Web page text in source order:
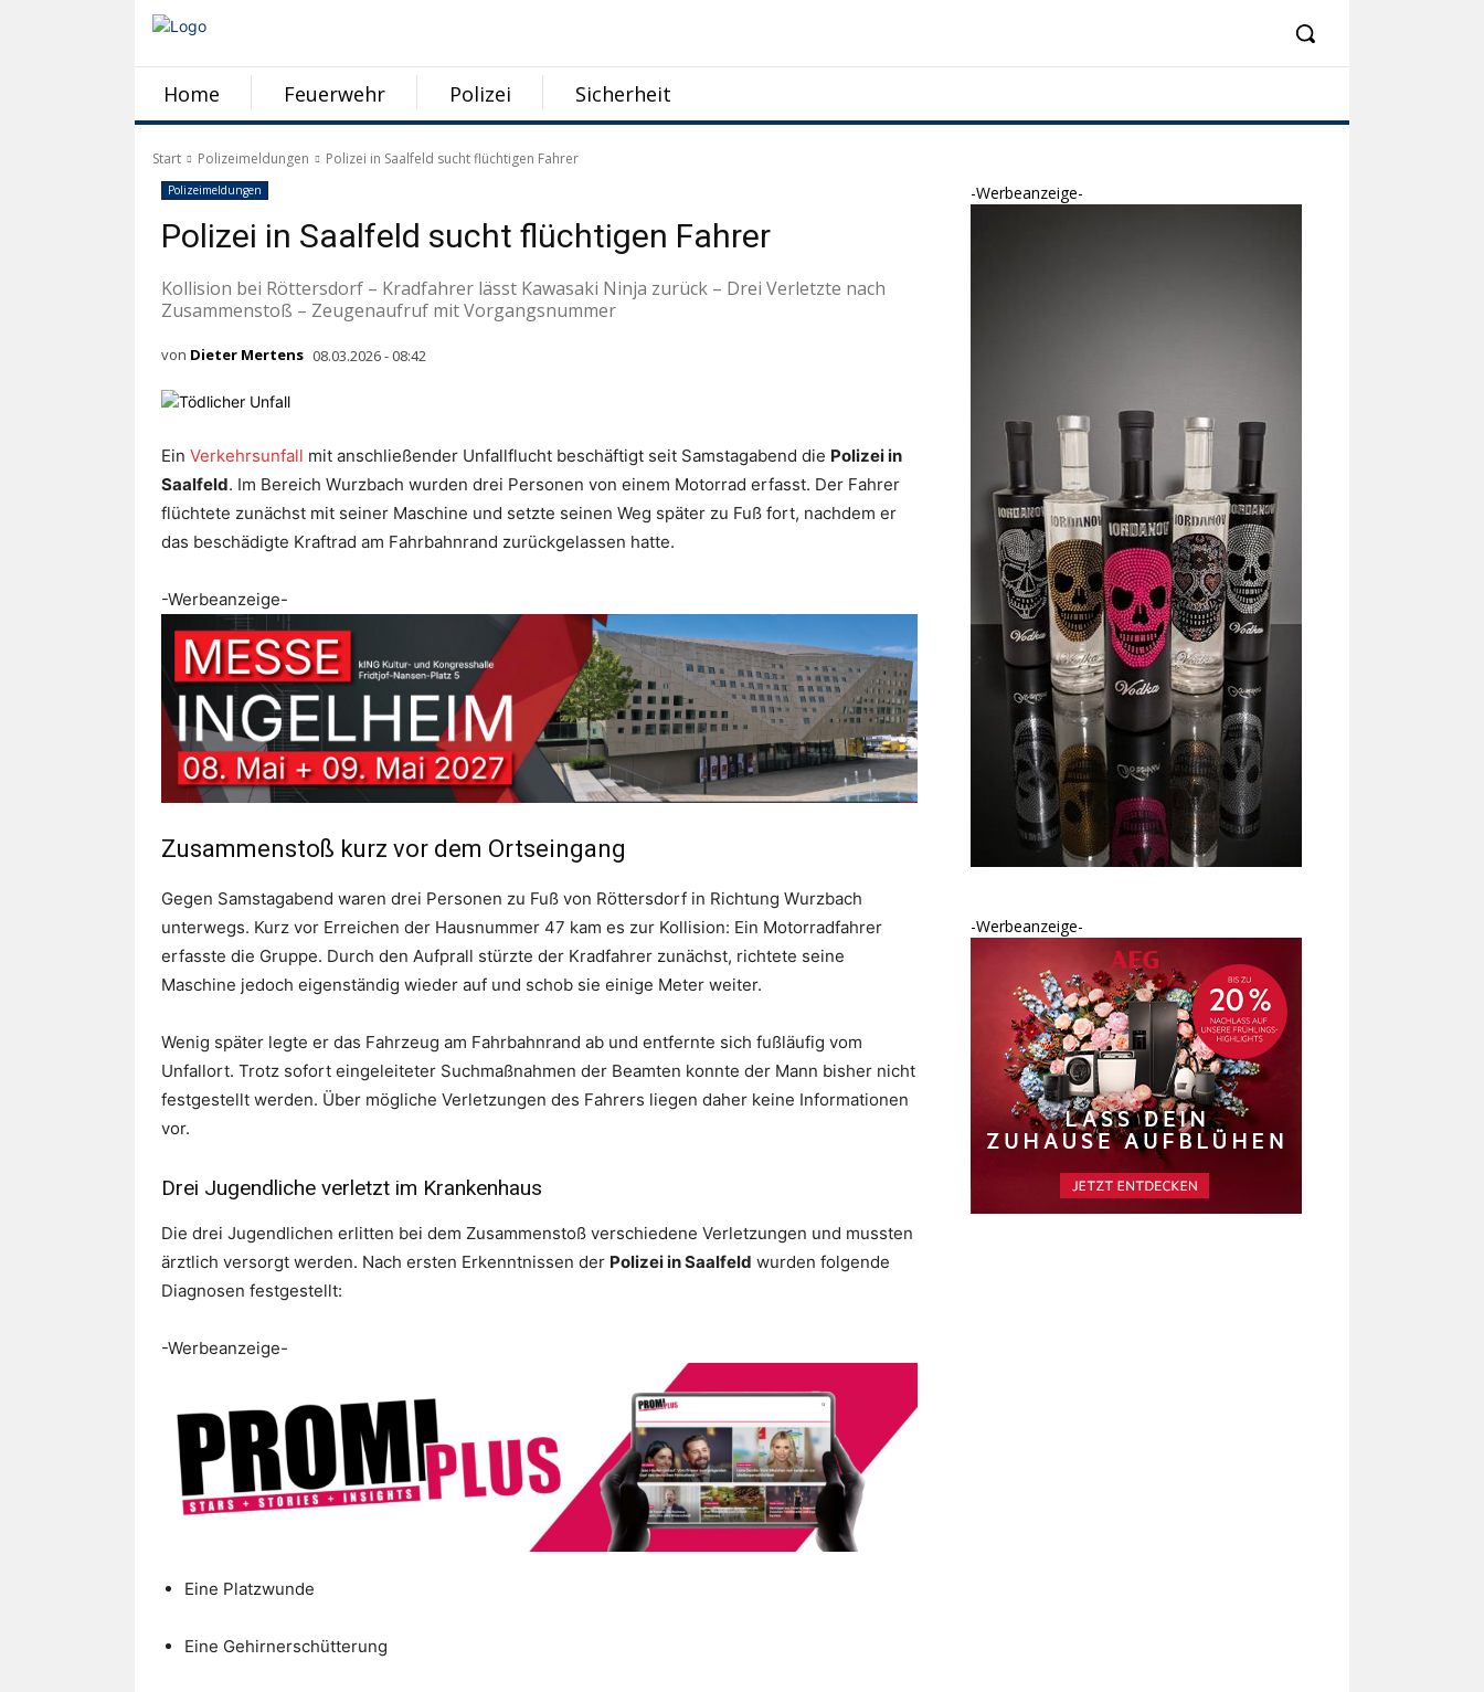
Home Feuerwehr Polizei Sicherheit
Start Polizeimeldungen Polizei in Saalfeld sucht flüchtigen Fahrer
Polizeimeldungen
Polizei in Saalfeld sucht flüchtigen Fahrer
Kollision bei Röttersdorf – Kradfahrer lässt Kawasaki Ninja zurück – Drei Verletzte nach
Zusammenstoß – Zeugenaufruf mit Vorgangsnummer
von Dieter Mertens 08.03.2026 - 08:42
Ein Verkehrsunfall mit anschließender Unfallflucht beschäftigt seit Samstagabend die Polizei in
Saalfeld. Im Bereich Wurzbach wurden drei Personen von einem Motorrad erfasst. Der Fahrer
flüchtete zunächst mit seiner Maschine und setzte seinen Weg später zu Fuß fort, nachdem er
das beschädigte Kraftrad am Fahrbahnrand zurückgelassen hatte.
-Werbeanzeige-
Zusammenstoß kurz vor dem Ortseingang
Gegen Samstagabend waren drei Personen zu Fuß von Röttersdorf in Richtung Wurzbach
unterwegs. Kurz vor Erreichen der Hausnummer 47 kam es zur Kollision: Ein Motorradfahrer
erfasste die Gruppe. Durch den Aufprall stürzte der Kradfahrer zunächst, richtete seine
Maschine jedoch eigenständig wieder auf und schob sie einige Meter weiter.
Wenig später legte er das Fahrzeug am Fahrbahnrand ab und entfernte sich fußläufig vom
Unfallort. Trotz sofort eingeleiteter Suchmaßnahmen der Beamten konnte der Mann bisher nicht
festgestellt werden. Über mögliche Verletzungen des Fahrers liegen daher keine Informationen
vor.
Drei Jugendliche verletzt im Krankenhaus
Die drei Jugendlichen erlitten bei dem Zusammenstoß verschiedene Verletzungen und mussten
ärztlich versorgt werden. Nach ersten Erkenntnissen der Polizei in Saalfeld wurden folgende
Diagnosen festgestellt:
-Werbeanzeige-
Eine Platzwunde
Eine Gehirnerschütterung
-Werbeanzeige-
-Werbeanzeige-